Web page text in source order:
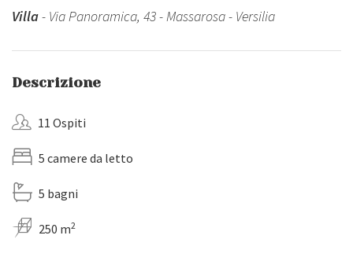
Villa- Via Panoramica, 43 - Massarosa - Versilia
Descrizione
11 Ospiti
5 camere da letto
5 bagni
250 m2